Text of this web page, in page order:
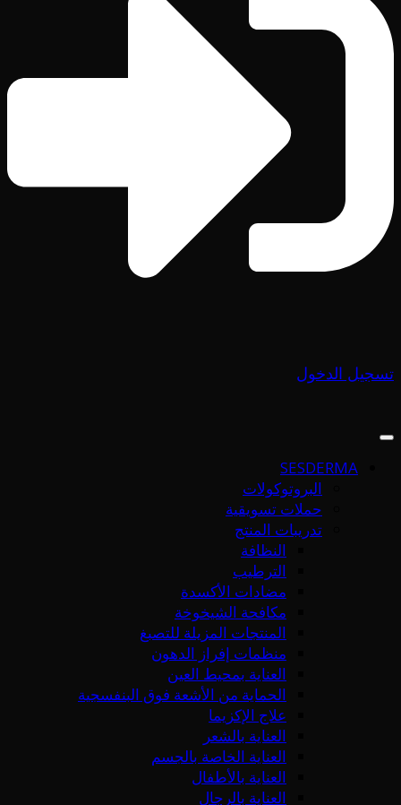
تسجيل الدخول
SESDERMA
البروتوكولات
حملات تسويقية
تدريبات المنتج
النظافة
الترطيب
مضادات الأكسدة
مكافحة الشيخوخة
المنتجات المزيلة للتصبغ
منظمات إفراز الدهون
العناية بمحيط العين
الحماية من الأشعة فوق البنفسجية
علاج الإكزيما
العناية بالشعر
العناية الخاصة بالجسم
العناية بالأطفال
العناية بالرجال